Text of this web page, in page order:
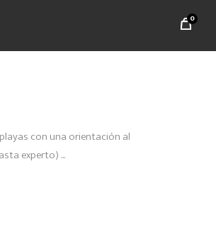
0
con una orientación al
experto)